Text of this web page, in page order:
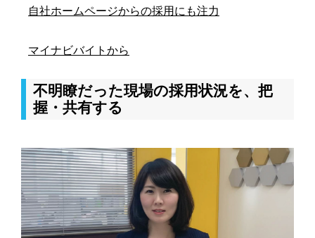
自社ホームページからの採用にも注力
マイナビバイトから
不明瞭だった現場の採用状況を、把
握・共有する